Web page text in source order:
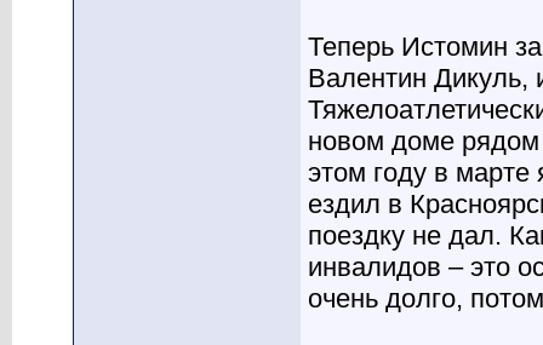
Теперь Истомин
Валентин Дикуль,
новом доме рядом
этом году в
ездил в
поездку не дал.
инвалидов – это
очень долго,